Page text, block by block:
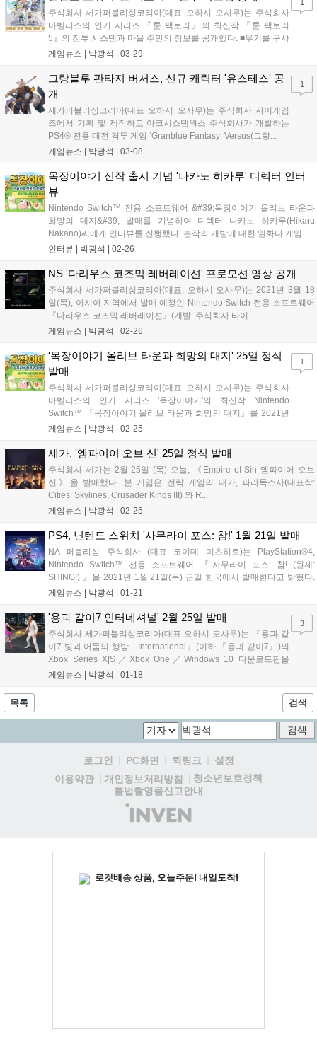
주식회사 세가퍼블리싱코리아(대표 오하시 오사무)는 주식회사
마벨러스의 인기 시리즈 『룬 팩토리』의 최신작 『룬 팩토리
5』의 전투 시스템과 마을 주민의 정보를 공개했다. ■무기를 구사
하...
게임뉴스 | 박광석 03-29
1
그랑블루 판타지 버서스, 신규 캐릭터 '유스테스' 공
개
세가퍼블리싱코리아(대표 오하시 오사무)는 주식회사 사이게임
즈에서 기획 및 제작하고 아크시스템웍스 주식회사가 개발하는
PS4® 전용 대전 격투 게임 ‘Granblue Fantasy: Versus(그랑...
게임뉴스 | 박광석 03-08
1
목장이야기 신작 출시 기념 '나카노 히카루' 디렉터 인터
뷰
Nintendo Switch™ 전용 소프트웨어 &#39;목장이야기 올리브 타운과
희망의 대지&#39; 발매를 기념하여 디렉터 나카노 히카루(Hikaru
Nakano)씨에게 인터뷰를 진행했다. 본작의 개발에 대한 일화나 게임...
인터뷰 | 박광석 02-26
NS '다리우스 코즈믹 레버레이션' 프로모션 영상 공개
주식회사 세가퍼블리싱코리아(대표, 오하시 오사무)는 2021년 3월 18
일(목), 아시아 지역에서 발매 예정인 Nintendo Switch 전용 소프트웨어
『다리우스 코즈믹 레버레이션』(개발: 주식회사 타이...
게임뉴스 | 박광석 02-26
'목장이야기 올리브 타운과 희망의 대지' 25일 정식
발매
주식회사 세가퍼블리싱코리아(대표 오하시 오사무)는 주식회사
마벨러스의 인기 시리즈 '목장이야기'의 최신작 Nintendo
Switch™ 『목장이야기 올리브 타운과 희망의 대지』를 2021년
2월...
게임뉴스 | 박광석 02-25
1
세가, '엠파이어 오브 신' 25일 정식 발매
주식회사 세가는 2월 25일 (목) 오늘, 《Empire of Sin 엠파이어 오브
신》을 발매했다. 본 게임은 전략 게임의 대가, 파라독스사(대표작:
Cities: Skylines, Crusader Kings III) 와 R...
게임뉴스 | 박광석 02-25
PS4, 닌텐도 스위치 '사무라이 포스: 참!' 1월 21일 발매
NA 퍼블리싱 주식회사 (대표 코이데 미츠히로)는 PlayStation®4,
Nintendo Switch™ 전용 소프트웨어 『사무라이 포스: 참! (원제:
SHING!) 』을 2021년 1월 21일(목) 금일 한국에서 발매한다고 밝혔다.
『사무라이...
게임뉴스 | 박광석 01-21
'용과 같이7 인터네셔널' 2월 25일 발매
주식회사 세가퍼블리싱코리아(대표 오하시 오사무)는 『용과 같
이7 빛과 어둠의 행방 International』(이하 『용과 같이7』)의
Xbox Series X|S／Xbox One／Windows 10 다운로드판을
2021...
게임뉴스 | 박광석 01-18
3
목록 검색
로그인 PC화면 퀵링크
설정
이용약관
개인정보처리방침
청소년보호정책
불법촬영물신고안내
(주)
인